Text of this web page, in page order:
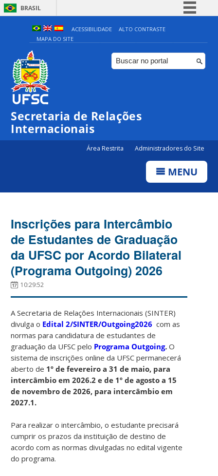
BRASIL
Simplifique!
Comunica BR
Participe
ACESSIBILIDADE
ALTO CONTRASTE
MAPA DO SITE
Secretaria de Relações
Internacionais
Área Restrita Administradores do Site
MENU
Inscrições para Intercâmbio
de Estudantes de Graduação
da UFSC por Acordo Bilateral
(Programa Outgoing) 2026
10:29:52
A Secretaria de Relações Internacionais (SINTER)
divulga o Edital 2/SINTER/Outgoing2026 com as
normas para candidatura de estudantes de
graduação da UFSC pelo Programa Outgoing.O
sistema de inscrições online da UFSC permanecerá
aberto de 1º de fevereiro a 31 de maio, para
intercâmbio em 2026.2 e de 1º de agosto a 15
de novembro de 2026, para intercâmbio em
2027.1.
Para realizar o intercâmbio, o estudante precisará
cumprir os prazos da instituição de destino de
acordo com as normas divulgadas no edital vigente
do programa.